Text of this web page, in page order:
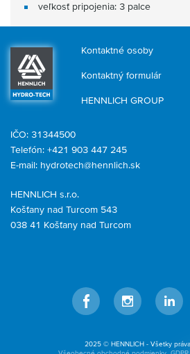
veľkosť pripojenia: 3 palce
Kontaktné osoby
Kontaktný formulár
HENNLICH GROUP
HENNLICH s.r.o.
Košťany nad Turcom 543
038 41 Košťany nad Turcom
IČO: 31344500
Telefón: +421 903 447 245
E-mail: hydrotech@hennlich.sk
2025 © HENNLICH - Všetky
FacebookInstagram